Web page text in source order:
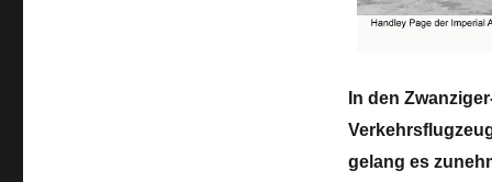
In den
gelang es